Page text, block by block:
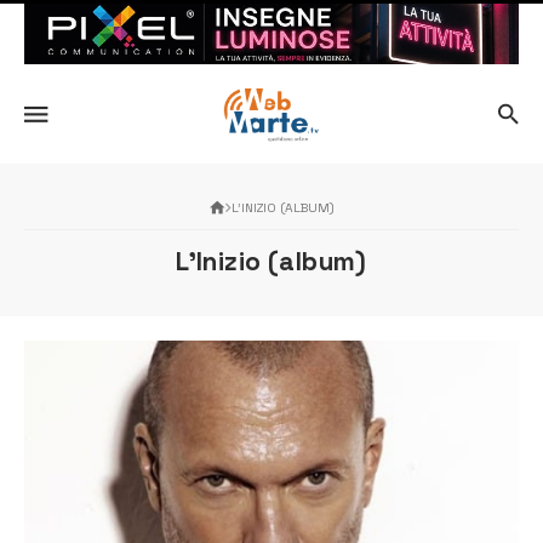
L’INIZIO (ALBUM)
L’Inizio (album)